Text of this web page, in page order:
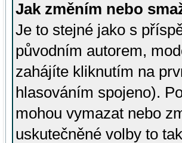
Jak změním nebo
Je to stejné jako s
původním autorem,
zahájíte kliknutím na
hlasováním spojeno).
mohou vymazat nebo
uskutečněné volby to